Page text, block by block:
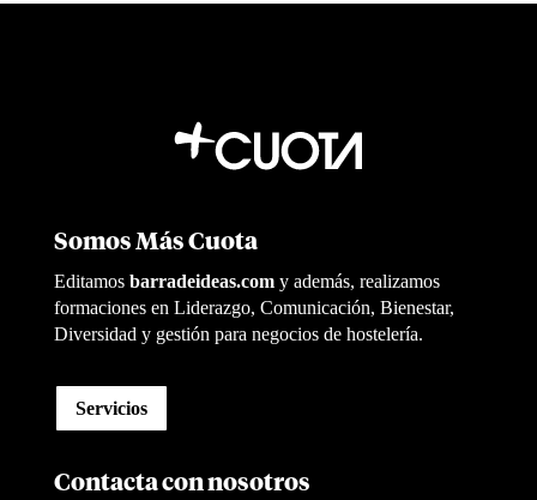
Somos Más Cuota
Editamosbarradeideas.com y además, realizamos
formaciones en Liderazgo, Comunicación, Bienestar,
Diversidad y gestión para negocios de hostelería.
Servicios
Contacta con nosotros